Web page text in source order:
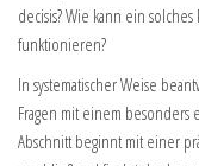
decisis? Wie kann ein
funktionieren?
In systematischer Weise
Fragen mit einem
Abschnitt beginnt mit einer